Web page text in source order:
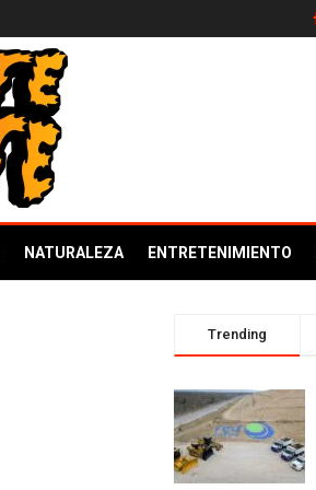
NATURALEZA ENTRETENIMIENTO
Trending